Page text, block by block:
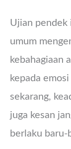
Ujian pendek
umum
kebahagiaan
kepada
sekarang,
juga kesan
berlaku baru-